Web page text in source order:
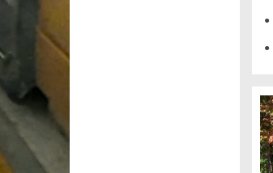
●
●